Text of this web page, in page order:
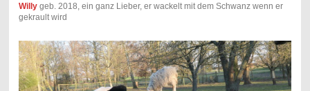
Willygeb. 2018, ein ganz Lieber, er wackelt mit dem Schwanz wenn er
gekrault wird